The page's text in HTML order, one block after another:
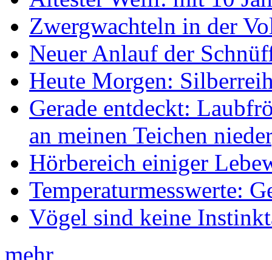
Zwergwachteln in der
Neuer Anlauf der
Heute Morgen:
Gerade entdeckt:
an meinen Teichen
Hörbereich einiger
Temperaturmesswerte:
Vögel sind keine
mehr